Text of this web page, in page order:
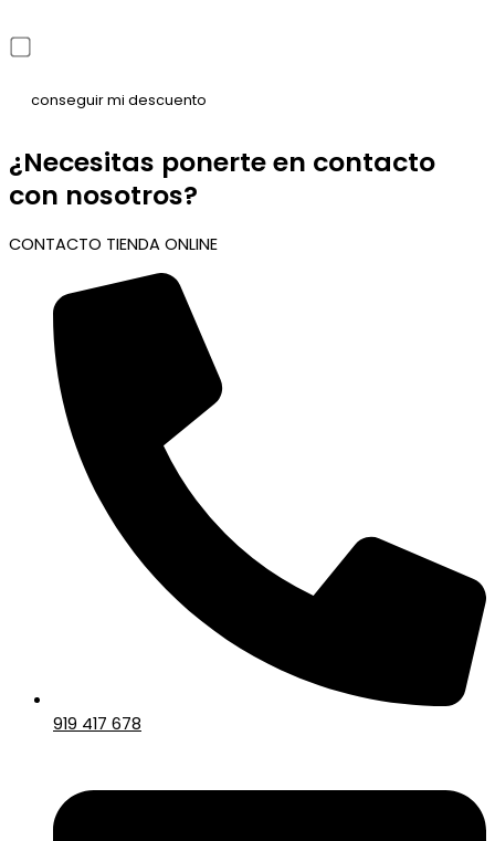
¿Necesitas ponerte en contacto
con nosotros?
CONTACTO TIENDA ONLINE
919 417 678